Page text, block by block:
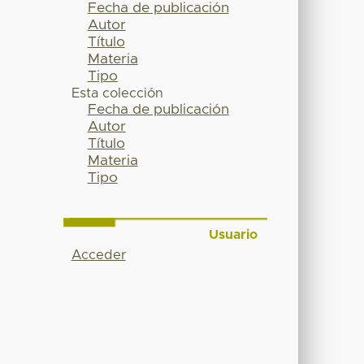
Fecha de publicación
Autor
Título
Materia
Tipo
Esta colección
Fecha de publicación
Autor
Título
Materia
Tipo
Usuario
Acceder